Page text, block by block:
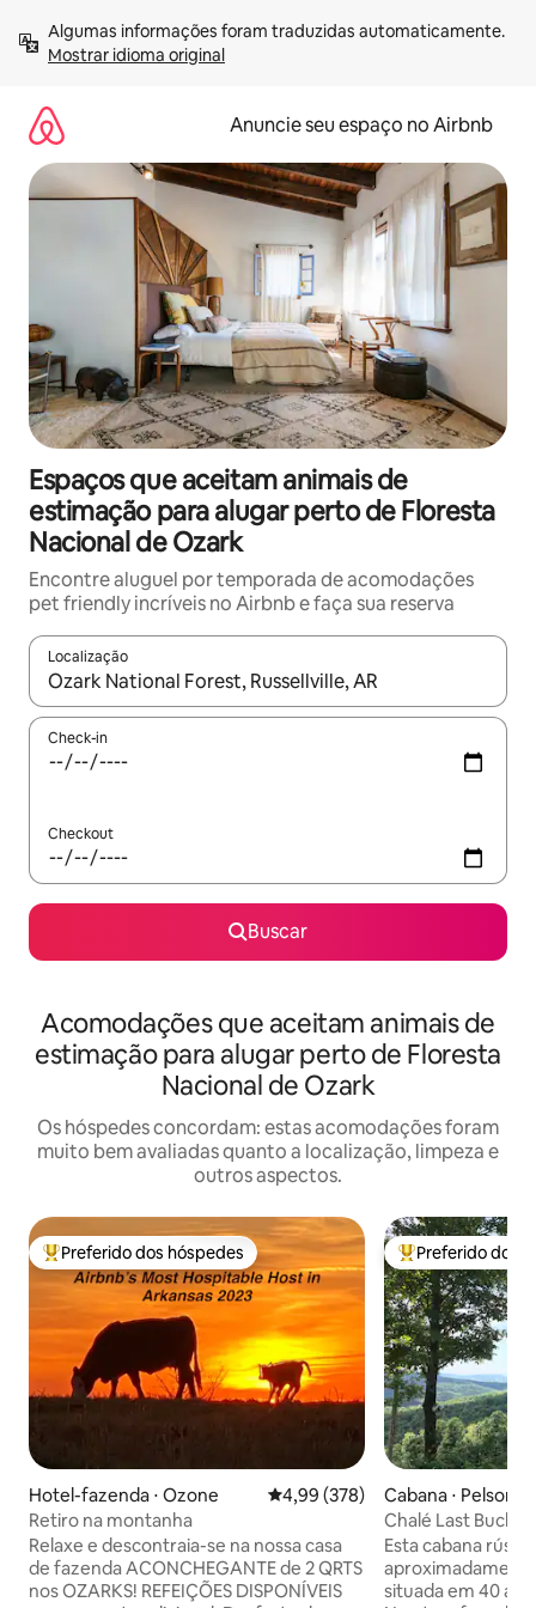
para
Mostrar idioma original
Anuncie seu espaço no Airbnb
Espaços que aceitam animais de
estimação para alugar perto de Floresta
Nacional de Ozark
Encontre aluguel por temporada de acomodações
pet friendly incríveis no Airbnb e faça sua reserva
Localização
Quando os resultados estiverem disponíveis, explore-os
Check-in
Checkout
Buscar
Acomodações que aceitam animais de
estimação para alugar perto de Floresta
Nacional de Ozark
Os hóspedes concordam: estas acomodações foram
muito bem avaliadas quanto a localização, limpeza e
outros aspectos.
Entre os melhores preferidos dos hóspedes
Preferido dos hóspedes
Hotel-fazenda ⋅ Ozone 4,99 de uma avaliação média de
4,99 (378)
Retiro na montanha
Relaxe e descontraia-se na nossa casa
de fazenda ACONCHEGANTE de 2 QRTS
nos OZARKS! REFEIÇÕES DISPONÍVEIS
Entre os
Preferido dos
Cabana ⋅ Pelsor
Chalé Last Buck
Esta cabana
situada em 40